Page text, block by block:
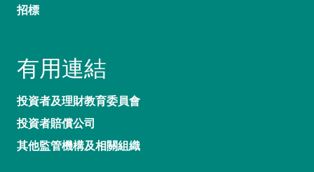
招標
有用連結
投資者及理財教育委員會
投資者賠償公司
其他監管機構及相關組織